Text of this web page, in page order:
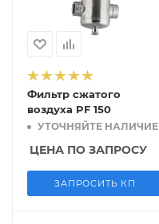
Фильтр сжатого
воздуха PF 150
УТОЧНЯЙТЕ НАЛИЧИЕ
ЦЕНА ПО ЗАПРОСУ
ЗАПРОСИТЬ КП